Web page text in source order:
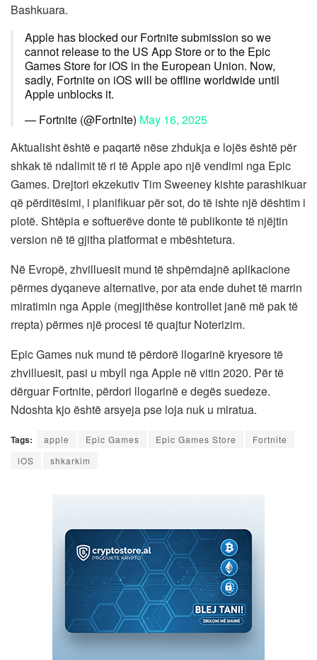
Bashkuara.
Apple has blocked our Fortnite submission so we
cannot release to the US App Store or to the Epic
Games Store for iOS in the European Union. Now,
sadly, Fortnite on iOS will be offline worldwide until
Apple unblocks it.
— Fortnite (@Fortnite) May 16, 2025
Aktualisht është e paqartë nëse zhdukja e lojës është për
shkak të ndalimit të ri të Apple apo një vendimi nga Epic
Games. Drejtori ekzekutiv Tim Sweeney kishte parashikuar
që përditësimi, i planifikuar për sot, do të ishte një dështim i
plotë. Shtëpia e softuerëve donte të publikonte të njëjtin
version në të gjitha platformat e mbështetura.
Në Evropë, zhvilluesit mund të shpërndajnë aplikacione
përmes dyqaneve alternative, por ata ende duhet të marrin
miratimin nga Apple (megjithëse kontrollet janë më pak të
rrepta) përmes një procesi të quajtur Noterizim.
Epic Games nuk mund të përdorë llogarinë kryesore të
zhvilluesit, pasi u mbyll nga Apple në vitin 2020. Për të
dërguar Fortnite, përdori llogarinë e degës suedeze.
Ndoshta kjo është arsyeja pse loja nuk u miratua.
Tags: apple Epic Games Epic Games Store
Fortnite
iOS
shkarkim